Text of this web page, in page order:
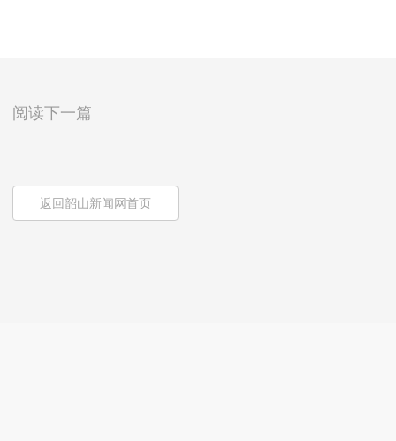
阅读下一篇
返回韶山新闻网首页